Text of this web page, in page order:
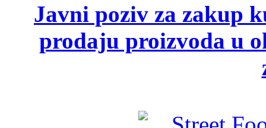
Javni poziv za zakup
prodaju proizvoda u